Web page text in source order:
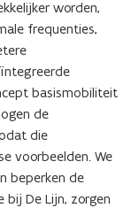
worden,
frequenties,
basismobiliteit
de
die
voorbeelden. We
beperken de
De Lijn, zorgen